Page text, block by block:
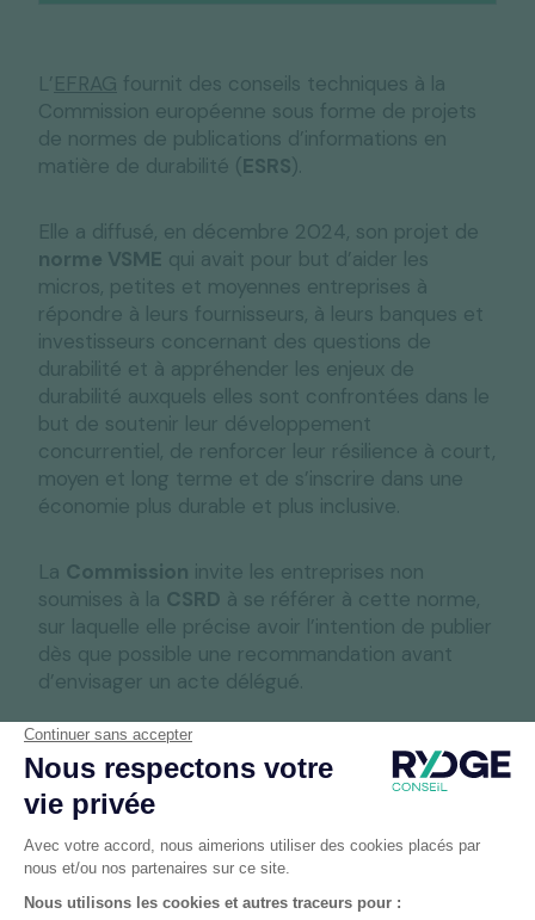
L’EFRAG fournit des conseils techniques à la
Commission européenne sous forme de projets
de normes de publications d’informations en
matière de durabilité (ESRS).
Elle a diffusé, en décembre 2024, son projet de
norme VSME qui avait pour but d’aider les
micros, petites et moyennes entreprises à
répondre à leurs fournisseurs, à leurs banques et
investisseurs concernant des questions de
durabilité et à appréhender les enjeux de
durabilité auxquels elles sont confrontées dans le
but de soutenir leur développement
concurrentiel, de renforcer leur résilience à court,
moyen et long terme et de s’inscrire dans une
économie plus durable et plus inclusive.
La Commission invite les entreprises non
soumises à la CSRD à se référer à cette norme,
sur laquelle elle précise avoir l’intention de publier
dès que possible une recommandation avant
d’envisager un acte délégué.
Lanorme VSME, encore à l’état de proposition
faite parl’EFRAG à la Commission
comporte
deux niveaux de reporting : un
module de base : approche ciblée